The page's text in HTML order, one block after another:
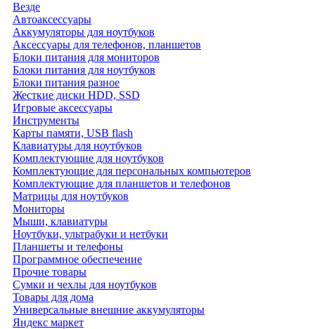
Везде
Автоаксессуары
Аккумуляторы для ноутбуков
Аксессуары для телефонов, планшетов
Блоки питания для мониторов
Блоки питания для ноутбуков
Блоки питания разное
Жесткие диски HDD, SSD
Игровые аксессуары
Инструменты
Карты памяти, USB flash
Клавиатуры для ноутбуков
Комплектующие для ноутбуков
Комплектующие для персональных компьютеров
Комплектующие для планшетов и телефонов
Матрицы для ноутбуков
Мониторы
Мыши, клавиатуры
Ноутбуки, ультрабуки и нетбуки
Планшеты и телефоны
Программное обеспечение
Прочие товары
Сумки и чехлы для ноутбуков
Товары для дома
Универсальные внешние аккумуляторы
Яндекс маркет